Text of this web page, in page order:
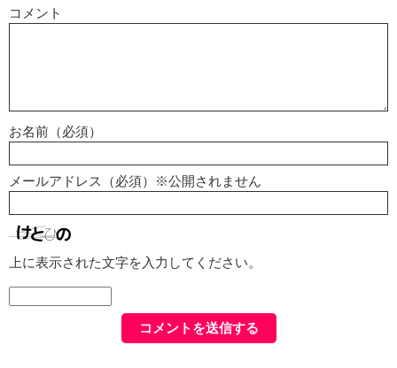
コメント
お名前（必須）
メールアドレス（必須）※公開されません
上に表示された文字を入力してください。